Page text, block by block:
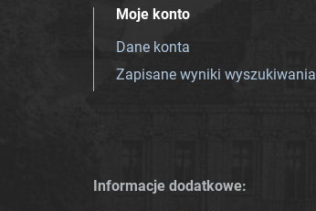
Moje konto
Dane konta
Zapisane wyniki wyszukiwania
Informacje dodatkowe: